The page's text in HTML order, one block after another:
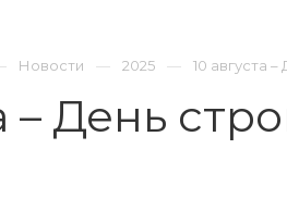
Новости 2025 10 августа
– День